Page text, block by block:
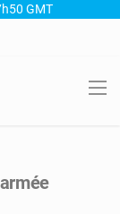
GMT